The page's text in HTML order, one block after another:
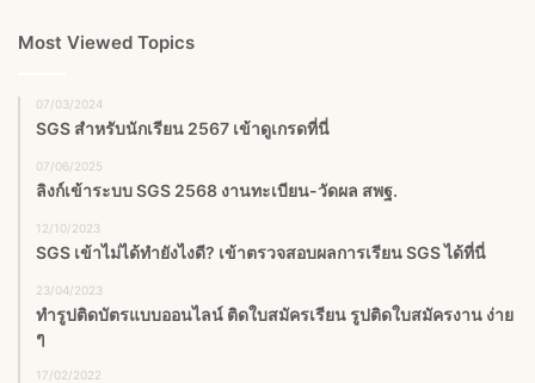
Most Viewed Topics
07/03/2024
SGS สําหรับนักเรียน 2567 เข้าดูเกรดที่นี่
07/06/2025
ลิงก์เข้าระบบ SGS 2568 งานทะเบียน-วัดผล สพฐ.
12/10/2023
SGS เข้าไม่ได้ทำยังไงดี? เข้าตรวจสอบผลการเรียน SGS ได้ที่นี่
23/04/2023
ทำรูปติดบัตรแบบออนไลน์ ติดใบสมัครเรียน รูปติดใบสมัครงาน ง่าย
ๆ
17/02/2022